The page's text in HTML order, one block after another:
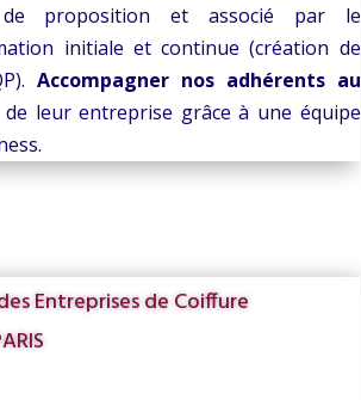
proposition et associé par le
initiale et continue (création de
Accompagner nos adhérents au
leur entreprise grâce à une équipe
Entreprises de Coiffure